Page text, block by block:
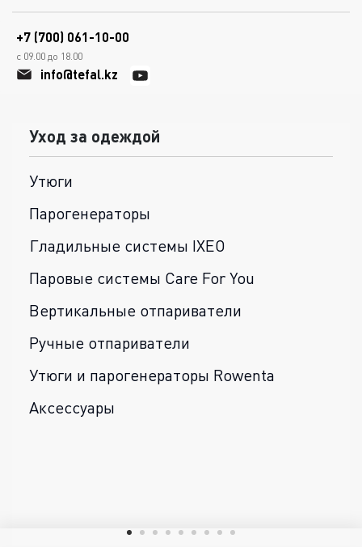
+7 (700) 061-10-00
с 09.00 до 18.00
info@tefal.kz
Уход за одеждой
Утюги
Парогенераторы
Гладильные системы IXEO
Паровые системы Care For You
Вертикальные отпариватели
Ручные отпариватели
Утюги и парогенераторы Rowenta
Аксессуары